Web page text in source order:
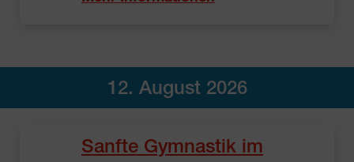
12. August 2026
Sanfte Gymnastik im